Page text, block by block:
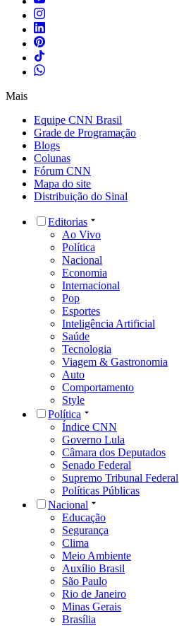
Mais
Equipe CNN Brasil
Grade de Programação
Blogs
Colunas
Fórum CNN
Mapa do site
Distribuição do Sinal
Editorias
Ao Vivo
Política
Nacional
Economia
Internacional
Pop
Esportes
Inteligência Artificial
Saúde
Tecnologia
Viagem & Gastronomia
Auto
Comportamento
Style
Política
Índice CNN
Governo Lula
Câmara dos Deputados
Senado Federal
Supremo Tribunal Federal
Políticas Públicas
Nacional
Educação
Segurança
Clima
Meio Ambiente
Auxílio Brasil
São Paulo
Rio de Janeiro
Minas Gerais
Brasília